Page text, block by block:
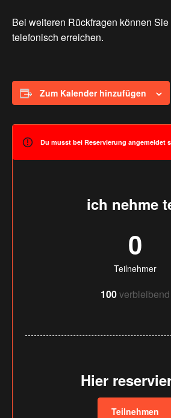
Bei weiteren Rückfragen können
telefonisch erreichen.
Zum Kalender hinzufügen
Du musst bei Reservierung angemeldet
ich nehme
0
Teilnehmer
100verbleibend
Hier
Teilnehmen